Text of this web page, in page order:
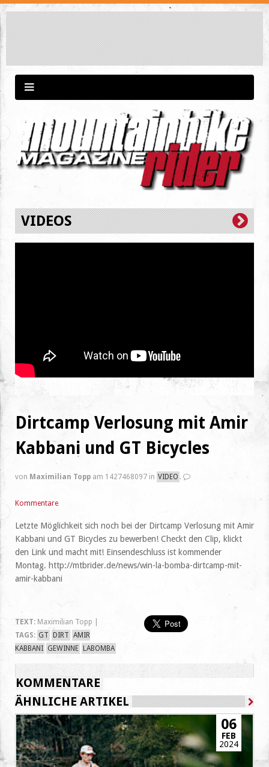
VIDEOS
Dirtcamp Verlosung mit Amir
Kabbani und GT Bicycles
von Maximilian Topp am 1427468097 in VIDEO .
Kommentare
Letzte Möglichkeit sich noch bei der Dirtcamp Verlosung mit Amir
Kabbani und GT Bicycles zu bewerben! Checkt den Clip, klickt
den Link und macht mit! Einsendeschluss ist kommender
Montag. http://mtbrider.de/news/win-la-bomba-dirtcamp-mit-
amir-kabbani
TEXT: Maximilian Topp |
TAGS: GT DIRT AMIR
KABBANI GEWINNE LABOMBA
KOMMENTARE
ÄHNLICHE ARTIKEL
06
FEB
2024